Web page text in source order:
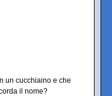
un cucchiaino e che
il nome?